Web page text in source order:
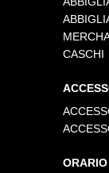
CASCHI
ORARIO